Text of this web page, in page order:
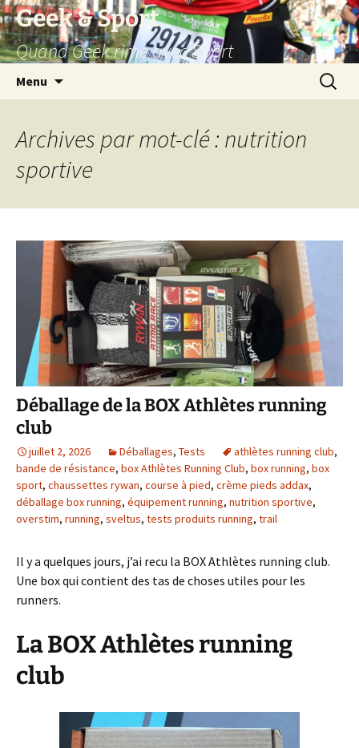
Aller
au
contenu
Geek & Sport
Quand Geek rime avec Sport
Menu
Archives par mot-clé : nutrition
sportive
Déballage de la BOX Athlètes running
club
juillet 2, 2026 Déballages, Tests athlètes running club,
bande de résistance, box Athlètes Running Club, box running, box
sport, chaussettes rywan, course à pied, crème pieds addax,
déballage box running, équipement running, nutrition sportive,
overstim, running, sveltus, tests produits running, trail
Il y a quelques jours, j’ai recu la BOX Athlètes running club.
Une box qui contient des tas de choses utiles pour les
runners.
La BOX Athlètes running
club